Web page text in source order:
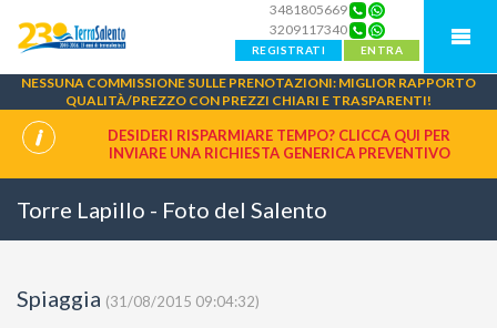
3481805669
3209117340
REGISTRATI ENTRA
NESSUNA COMMISSIONE SULLE PRENOTAZIONI: MIGLIOR RAPPORTO
QUALITÀ/PREZZO CON PREZZI CHIARI E TRASPARENTI!
DESIDERI RISPARMIARE TEMPO? CLICCA QUI PER
INVIARE UNA RICHIESTA GENERICA PREVENTIVO
Torre Lapillo - Foto del Salento
Spiaggia (31/08/2015 09:04:32)